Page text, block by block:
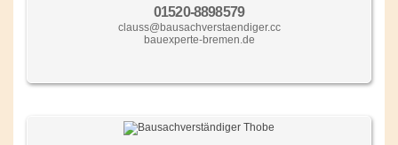
01520-8898579
clauss@bausachverstaendiger.cc
bauexperte-bremen.de